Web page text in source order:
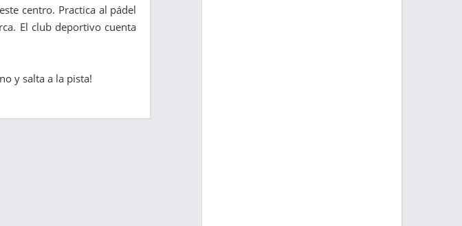
centro. Practica al pádel
El club deportivo cuenta
y salta a la pista!